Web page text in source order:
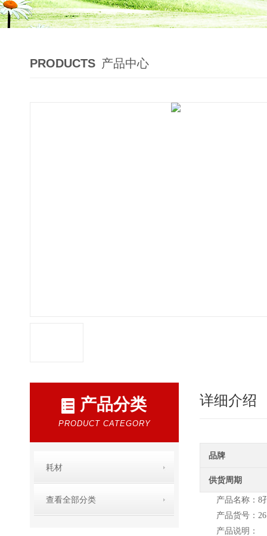
PRODUCTS 产品中心
产品分类
PRODUCT CATEGORY
耗材
查看全部分类
详细介绍
品牌
供货周期
产品名称：8
产品货号：
产品说明：